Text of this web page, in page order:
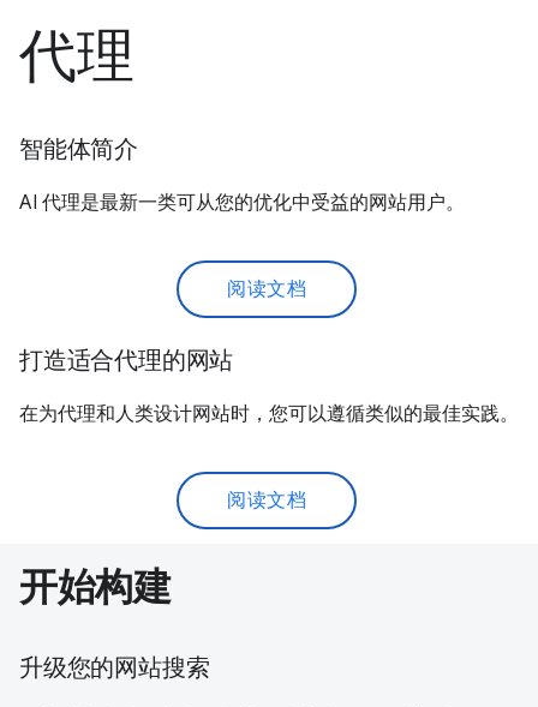
代理
智能体简介
AI 代理是最新一类可从您的优化中受益的网站用户。
阅读文档
打造适合代理的网站
在为代理和人类设计网站时，您可以遵循类似的最佳实践。
阅读文档
开始构建
升级您的网站搜索